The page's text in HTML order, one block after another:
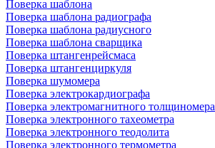
Поверка шаблона
Поверка шаблона радиографа
Поверка шаблона радиусного
Поверка шаблона сварщика
Поверка штангенрейсмаса
Поверка штангенциркуля
Поверка шумомера
Поверка электрокардиографа
Поверка электромагнитного толщиномера
Поверка электронного тахеометра
Поверка электронного теодолита
Поверка электронного термометра